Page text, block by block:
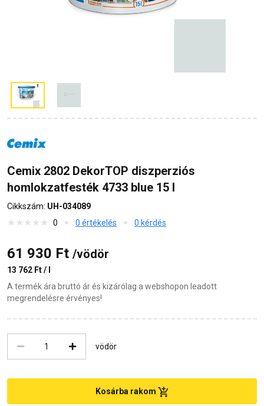
Cemix 2802 DekorTOP diszperziós
homlokzatfesték 4733 blue 15 l
Cikkszám: UH-034089
0
0 értékelés 0 kérdés
61 930 Ft /vödör
13 762 Ft / l
A termék ára bruttó ár és kizárólag a webshopon leadott
megrendelésre érvényes!
vödör
Kosárba rakom